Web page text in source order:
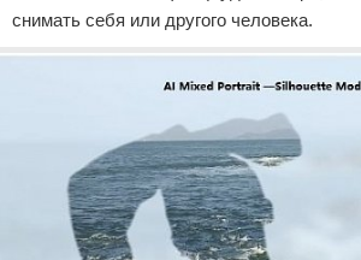
снимать себя или другого человека.